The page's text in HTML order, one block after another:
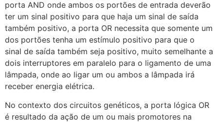
porta AND onde ambos os portões de entrada deverão
ter um sinal positivo para que haja um sinal de saída
também positivo, a porta OR necessita que somente um
dos portões tenha um estímulo positivo para que o
sinal de saída também seja positivo, muito semelhante a
dois interruptores em paralelo para o ligamento de uma
lâmpada, onde ao ligar um ou ambos a lâmpada irá
receber energia elétrica.
No contexto dos circuitos genéticos, a porta lógica OR
é resultado da ação de um ou mais promotores na